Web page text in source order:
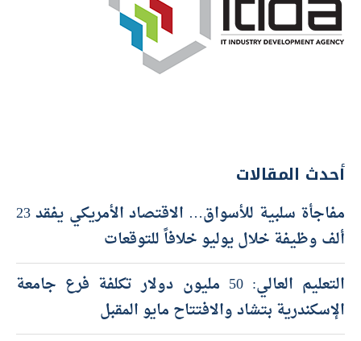
أحدث المقالات
مفاجأة سلبية للأسواق… الاقتصاد الأمريكي يفقد 23
ألف وظيفة خلال يوليو خلافاً للتوقعات
التعليم العالي: 50 مليون دولار تكلفة فرع جامعة
الإسكندرية بتشاد والافتتاح مايو المقبل